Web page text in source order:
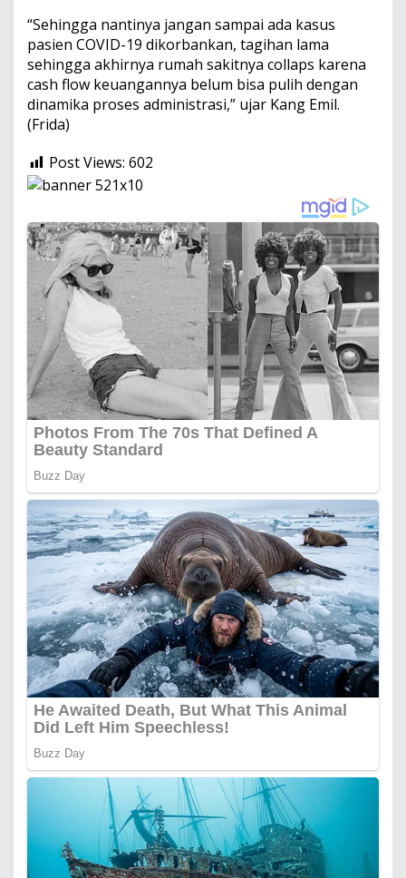
“Sehingga nantinya jangan sampai ada kasus
pasien COVID-19 dikorbankan, tagihan lama
sehingga akhirnya rumah sakitnya collaps karena
cash flow keuangannya belum bisa pulih dengan
dinamika proses administrasi,” ujar Kang Emil.
(Frida)
Post Views: 602